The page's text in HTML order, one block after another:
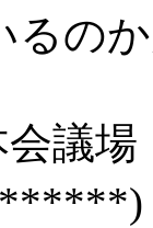
るの
会議